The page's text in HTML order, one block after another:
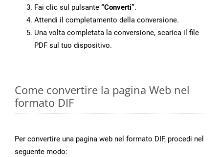
Fai clic sul pulsante “Converti”.
Attendi il completamento della conversione.
Una volta completata la conversione, scarica il file
PDF sul tuo dispositivo.
Come convertire la pagina Web nel
formato DIF
Per convertire una pagina web nel formato DIF, procedi nel
seguente modo: